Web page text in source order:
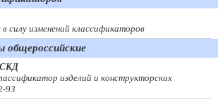
силу изменений классификаторов
общероссийские
изделий и конструкторских
93